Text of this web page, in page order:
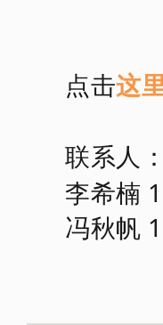
点击这
联系人：
李希楠
冯秋帆